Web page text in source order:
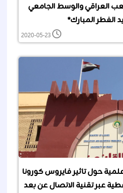
العراقي والوسط الجامعي
الفطر المبارك*
2020-05-23
حول تاثير فايروس كورونا
عبر تقنية الاتصال عن بعد